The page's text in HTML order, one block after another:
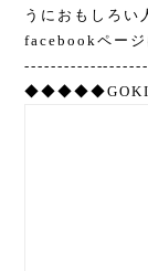
うにおもしろい
facebookページ